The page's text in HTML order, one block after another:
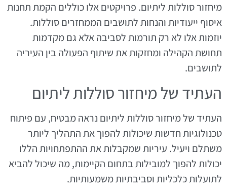
מיחזור סוללות ליתיום. פרויקטים אלו כוללים הקמת תחנות
איסוף ייעודיות והנחות לתושבים הממחזרים סוללות.
יוזמות אלו לא רק תורמות לסביבה אלא גם מקדמות
תחושת הקהילה ומחזקות את שיתוף הפעולה בין העיריה
לתושבים.
העתיד של מיחזור סוללות ליתיום
העתיד של מיחזור סוללות ליתיום נראה מבטיח, עם פיתוח
טכנולוגיות חדשות שיכולות להפוך את התהליך ליותר
משתלם ויעיל. עיריות שמקבלות את ההתפתחויות הללו
יכולות להפוך למובילות בתחום הקיימות, מה שיכול להביא
לתועלות כלכליות וסביבתיות משמעותיות.